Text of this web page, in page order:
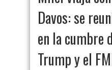
Davos: se
en la cumbre
Trump y el